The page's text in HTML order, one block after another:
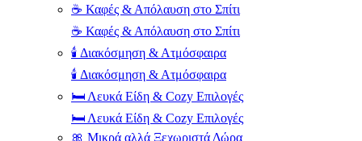
☕ Καφές & Απόλαυση στο Σπίτι
☕ Καφές & Απόλαυση στο Σπίτι
🕯️ Διακόσμηση & Ατμόσφαιρα
🕯️ Διακόσμηση & Ατμόσφαιρα
🛏️ Λευκά Είδη & Cozy Επιλογές
🛏️ Λευκά Είδη & Cozy Επιλογές
🎀 Μικρά αλλά Ξεχωριστά Δώρα